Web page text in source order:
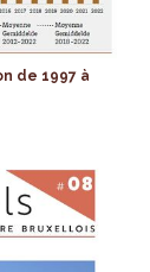
de 1997 à